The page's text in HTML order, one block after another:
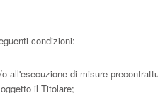
condizioni:
all'esecuzione di misure
il Titolare;